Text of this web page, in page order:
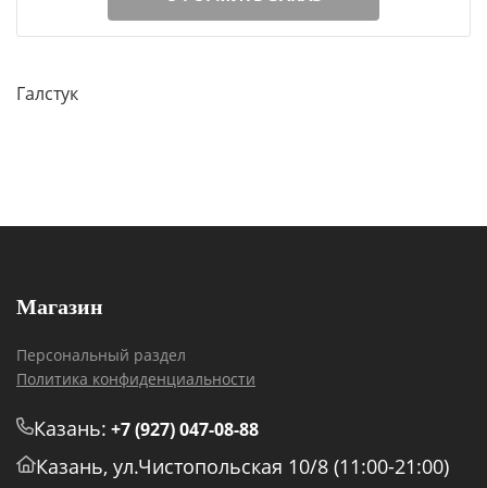
Галстук
Магазин
Персональный раздел
Политика конфиденциальности
Казань: +7 (927) 047-08-88
Казань, ул.Чистопольская 10/8 (11:00-21:00)